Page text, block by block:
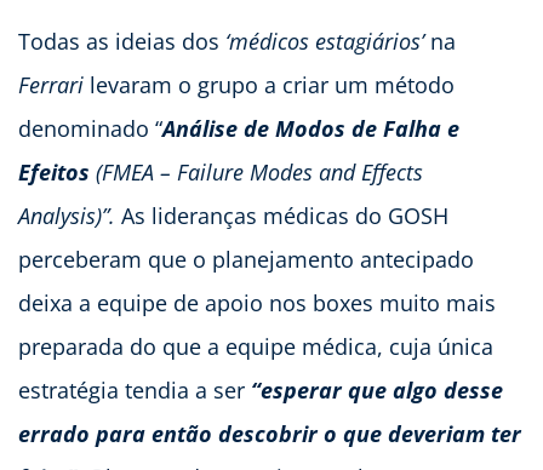
Todas as ideias dos ‘médicos estagiários’na
Ferrari levaram o grupo a criar um método
denominado “Análise de Modos de Falha e
Efeitos (FMEA – Failure Modes and Effects
Analysis)”. As lideranças médicas do GOSH
perceberam que o planejamento antecipado
deixa a equipe de apoio nos boxes muito mais
preparada do que a equipe médica, cuja única
estratégia tendia a ser “esperar que algo desse
errado para então descobrir o que deveriam ter